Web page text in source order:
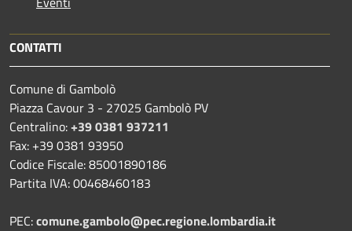
CONTATTI
Comune di Gambolò
Piazza Cavour 3 - 27025 Gambolò PV
Centralino:+39 0381 937211
Fax: +39 0381 93950
Codice Fiscale: 85001890186
Partita IVA: 00468460183
PEC:comune.gambolo@pec.regione.lombardia.it